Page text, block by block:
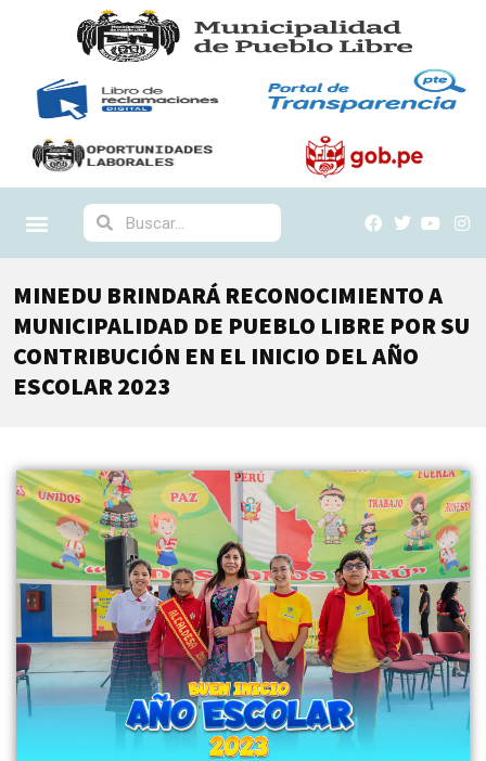
MINEDU BRINDARÁ RECONOCIMIENTO A
MUNICIPALIDAD DE PUEBLO LIBRE POR SU
CONTRIBUCIÓN EN EL INICIO DEL AÑO
ESCOLAR 2023